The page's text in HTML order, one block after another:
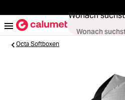
Wonach
Octa Softboxen